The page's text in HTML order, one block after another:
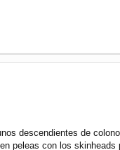
descendientes de
peleas con los skinheads